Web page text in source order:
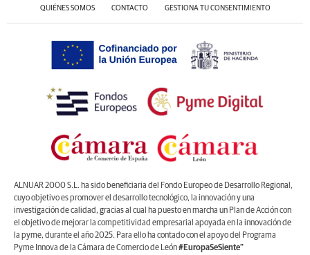
QUIÉNES SOMOS CONTACTO GESTIONA TU CONSENTIMIENTO
ALNUAR 2000 S.L. ha sido beneficiaria del Fondo Europeo de Desarrollo Regional,
cuyo objetivo es promover el desarrollo tecnológico, la innovación y una
investigación de calidad, gracias al cual ha puesto en marcha un Plan de Acción con
el objetivo de mejorar la competitividad empresarial apoyada en la innovación de
la pyme, durante el año 2025. Para ello ha contado con el apoyo del Programa
Pyme Innova de la Cámara de Comercio de León#EuropaSeSiente”